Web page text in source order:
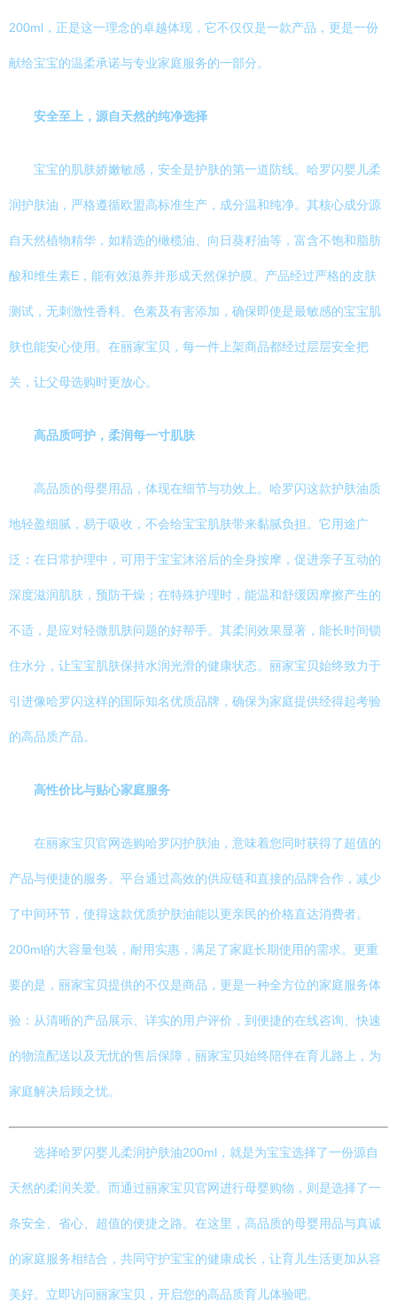
200ml，正是这一理念的卓越体现，它不仅仅是一款产品，更是一份
献给宝宝的温柔承诺与专业家庭服务的一部分。
安全至上，源自天然的纯净选择
宝宝的肌肤娇嫩敏感，安全是护肤的第一道防线。哈罗闪婴儿柔
润护肤油，严格遵循欧盟高标准生产，成分温和纯净。其核心成分源
自天然植物精华，如精选的橄榄油、向日葵籽油等，富含不饱和脂肪
酸和维生素E，能有效滋养并形成天然保护膜。产品经过严格的皮肤
测试，无刺激性香料、色素及有害添加，确保即使是最敏感的宝宝肌
肤也能安心使用。在丽家宝贝，每一件上架商品都经过层层安全把
关，让父母选购时更放心。
高品质呵护，柔润每一寸肌肤
高品质的母婴用品，体现在细节与功效上。哈罗闪这款护肤油质
地轻盈细腻，易于吸收，不会给宝宝肌肤带来黏腻负担。它用途广
泛：在日常护理中，可用于宝宝沐浴后的全身按摩，促进亲子互动的
深度滋润肌肤，预防干燥；在特殊护理时，能温和舒缓因摩擦产生的
不适，是应对轻微肌肤问题的好帮手。其柔润效果显著，能长时间锁
住水分，让宝宝肌肤保持水润光滑的健康状态。丽家宝贝始终致力于
引进像哈罗闪这样的国际知名优质品牌，确保为家庭提供经得起考验
的高品质产品。
高性价比与贴心家庭服务
在丽家宝贝官网选购哈罗闪护肤油，意味着您同时获得了超值的
产品与便捷的服务。平台通过高效的供应链和直接的品牌合作，减少
了中间环节，使得这款优质护肤油能以更亲民的价格直达消费者。
200ml的大容量包装，耐用实惠，满足了家庭长期使用的需求。更重
要的是，丽家宝贝提供的不仅是商品，更是一种全方位的家庭服务体
验：从清晰的产品展示、详实的用户评价，到便捷的在线咨询、快速
的物流配送以及无忧的售后保障，丽家宝贝始终陪伴在育儿路上，为
家庭解决后顾之忧。
选择哈罗闪婴儿柔润护肤油200ml，就是为宝宝选择了一份源自
天然的柔润关爱。而通过丽家宝贝官网进行母婴购物，则是选择了一
条安全、省心、超值的便捷之路。在这里，高品质的母婴用品与真诚
的家庭服务相结合，共同守护宝宝的健康成长，让育儿生活更加从容
美好。立即访问丽家宝贝，开启您的高品质育儿体验吧。